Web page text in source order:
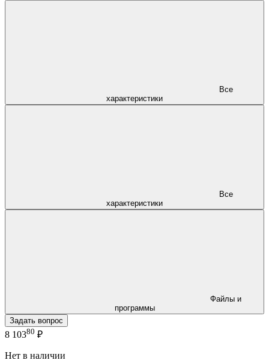
характеристики
характеристики
программы
Задать вопрос
8 10380 ₽
Нет в наличии